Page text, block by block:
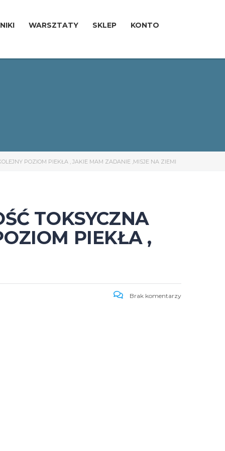
WARSZTATY SKLEP KONTO
POZIOM PIEKŁA , JAKIE MAM ZADANIE ,MISJE NA ZIEMI
TOKSYCZNA
PIEKŁA ,
Brak komentarzy